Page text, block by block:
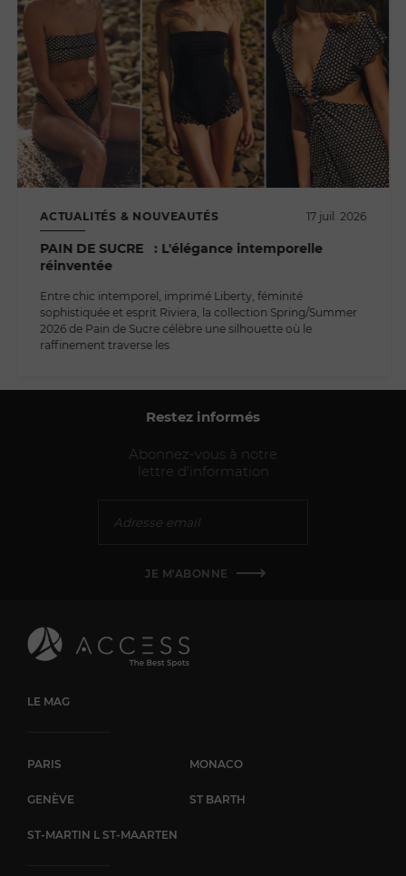
ACTUALITÉS & NOUVEAUTÉS 17 juil. 2026
PAIN DE SUCRE : L'élégance intemporelle
réinventée
Entre chic intemporel, imprimé Liberty, féminité
sophistiquée et esprit Riviera, la collection Spring/Summer
2026 de Pain de Sucre célèbre une silhouette où le
raffinement traverse les
Restez informés
Abonnez-vous à notre
lettre d'information
JE M'ABONNE
LE MAG
PARIS MONACO
GENÈVE ST BARTH
ST-MARTIN L ST-MAARTEN